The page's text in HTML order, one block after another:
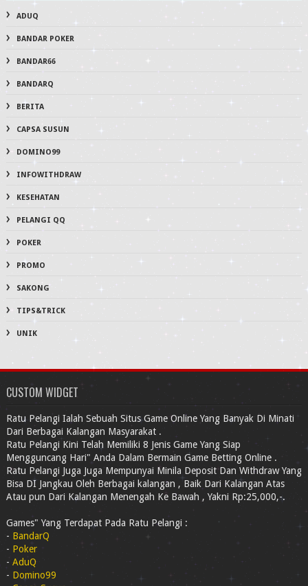
ADUQ
BANDAR POKER
BANDAR66
BANDARQ
BERITA
CAPSA SUSUN
DOMINO99
INFOWITHDRAW
KESEHATAN
PELANGI QQ
POKER
PROMO
SAKONG
TIPS&TRICK
UNIK
CUSTOM WIDGET
Ratu Pelangi Ialah Sebuah Situs Game Online Yang Banyak Di Minati
Dari Berbagai Kalangan Masyarakat .
Ratu Pelangi Kini Telah Memiliki 8 Jenis Game Yang Siap
Mengguncang Hari" Anda Dalam Bermain Game Betting Online .
Ratu Pelangi Juga Juga Mempunyai Minila Deposit Dan Withdraw Yang
Bisa DI Jangkau Oleh Berbagai kalangan , Baik Dari Kalangan Atas
Atau pun Dari Kalangan Menengah Ke Bawah , Yakni Rp:25,000,-.
Games" Yang Terdapat Pada Ratu Pelangi :
- BandarQ
- Poker
- AduQ
- Domino99